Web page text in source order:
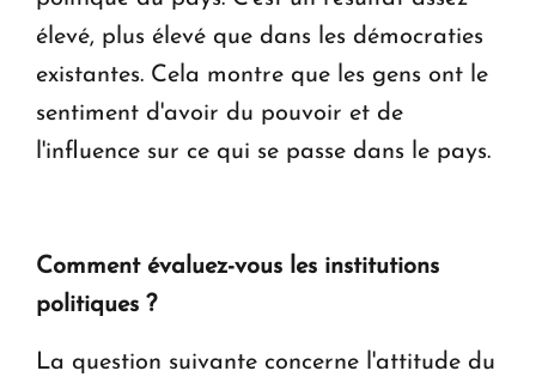
élevé, plus élevé que dans les démocraties
existantes. Cela montre que les gens ont le
sentiment d'avoir du pouvoir et de
l'influence sur ce qui se passe dans le pays.
Comment évaluez-vous les institutions
politiques ?
La question suivante concerne l'attitude du